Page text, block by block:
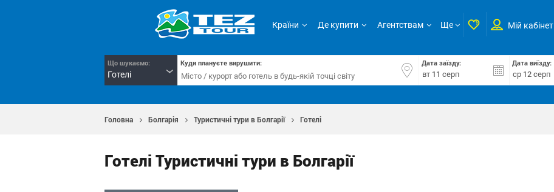
Країни Де купити Агентствам Ще Мій кабінет
Що шукаємо:
Готелі
Куди плануєте вирушити: Дата заїзду: Дата виїзду:
Головна Болгарія Туристичні тури в Болгарії Готелі
Готелі Туристичні тури в Болгарії